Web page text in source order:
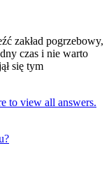
zakład pogrzebowy,
czas i nie warto
się tym
to view all answers.